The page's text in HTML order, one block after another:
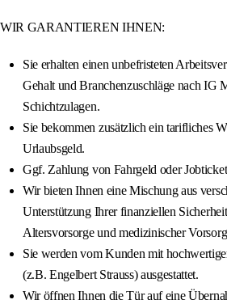
WIR GARANTIEREN IHNEN:
Sie erhalten einen unbefristeten
Gehalt und Branchenzuschläge nach IG
Schichtzulagen.
Sie bekommen zusätzlich ein tarifliches
Urlaubsgeld.
Ggf. Zahlung von Fahrgeld oder
Wir bieten Ihnen eine Mischung aus
Unterstützung Ihrer finanziellen
Altersvorsorge und medizinischer
Sie werden vom Kunden mit
(z.B. Engelbert Strauss) ausgestattet.
Wir öffnen Ihnen die Tür auf eine